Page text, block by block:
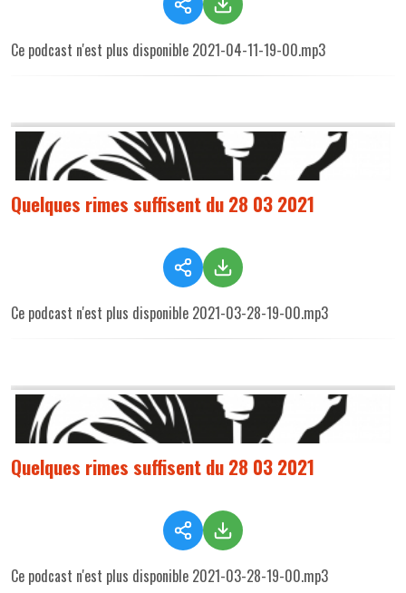
Ce podcast n'est plus disponible 2021-04-11-19-00.mp3
Quelques rimes suffisent du 28 03 2021
Ce podcast n'est plus disponible 2021-03-28-19-00.mp3
Quelques rimes suffisent du 28 03 2021
Ce podcast n'est plus disponible 2021-03-28-19-00.mp3